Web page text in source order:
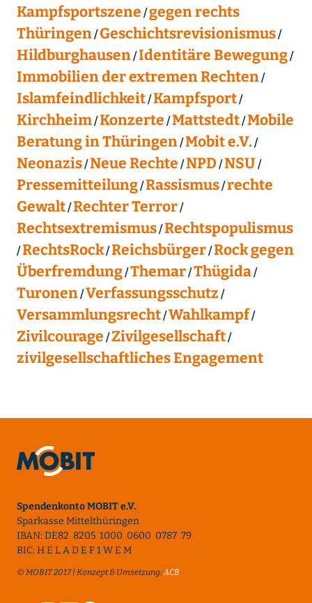
Kampfsportszene gegen rechts
Thüringen Geschichtsrevisionismus
Hildburghausen Identitäre Bewegung
Immobilien der extremen Rechten
Islamfeindlichkeit Kampfsport
Kirchheim Konzerte Mattstedt Mobile
Beratung in Thüringen Mobit e.V.
Neonazis Neue Rechte NPD NSU
Pressemitteilung Rassismus rechte
Gewalt Rechter Terror
Rechtsextremismus Rechtspopulismus
RechtsRock Reichsbürger Rock gegen
Überfremdung Themar Thügida
Turonen Verfassungsschutz
Versammlungsrecht Wahlkampf
Zivilcourage Zivilgesellschaft
zivilgesellschaftliches Engagement
Spendenkonto MOBIT e.V.
Sparkasse Mittelthüringen
IBAN: DE82 8205 1000 0600 0787 79
BIC: H E L A D E F 1 W E M
© MOBIT 2017 | Konzept & Umsetzung:ACB